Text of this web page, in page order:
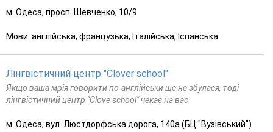
м. Одеса, просп. Шевченко, 10/9
Мови: англійська, французька, Італійська, Іспанська
Лінгвістичний центр "Clover school"
Якщо ваша мрія говорити по-англійськи ще не збулася, тоді
лінгвістичний центр "Clove school" чекає на вас
м. Одеса, вул. Люстдорфська дорога, 140а (БЦ "Вузівський")